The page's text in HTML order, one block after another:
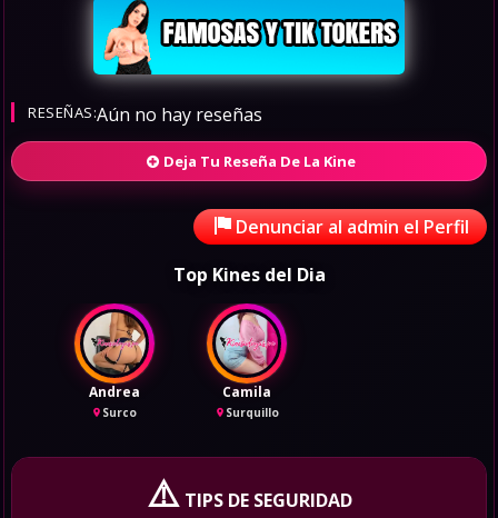
RESEÑAS:
Deja Tu Reseña De La Kine
Aún no hay reseñas
Denunciar al admin el Perfil
Top Kines del Dia
Andrea
Surco
Camila
Surquillo
⚠️TIPS DE SEGURIDAD